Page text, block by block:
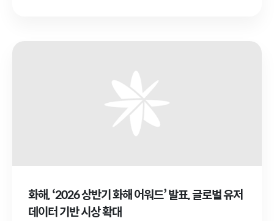
화해, ‘2026 상반기 화해 어워드’ 발표, 글로벌 유저
데이터 기반 시상 확대